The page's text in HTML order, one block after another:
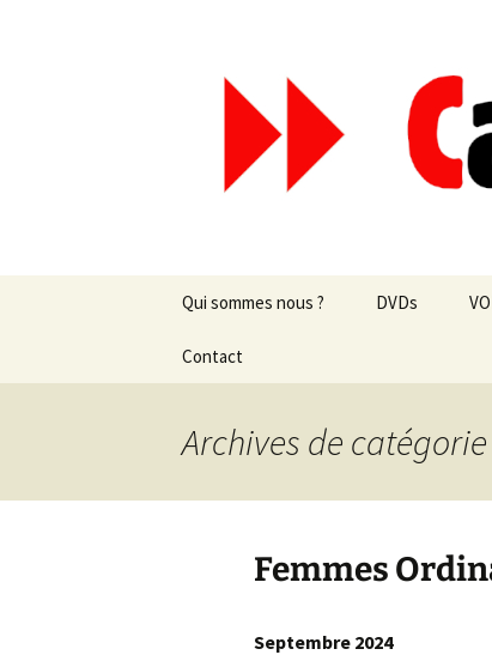
Canal
Qui sommes nous ?
Les revues de presse
DVDs
Contact
Archives de
Femmes
Septembre 2024